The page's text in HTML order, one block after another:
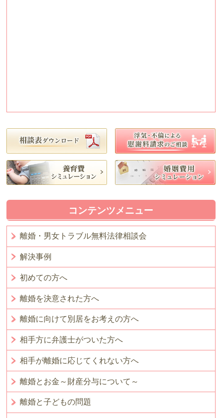
コンテンツメニュー
離婚・男女トラブル無料法律相談会
解決事例
初めての方へ
離婚を決意された方へ
離婚に向けて別居をお考えの方へ
相手方に弁護士がついた方へ
相手が離婚に応じてくれない方へ
離婚とお金～財産分与について～
離婚と子どもの問題